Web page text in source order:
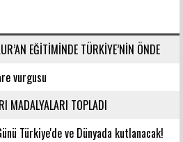
EĞİTİMİNDE TÜRKİYE’NİN ÖNDE
vurgusu
MADALYALARI TOPLADI
Türkiye'de ve Dünyada kutlanacak!